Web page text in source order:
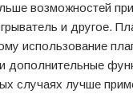
возможностей
и другое.
использование
дополнительные
случаях лучше